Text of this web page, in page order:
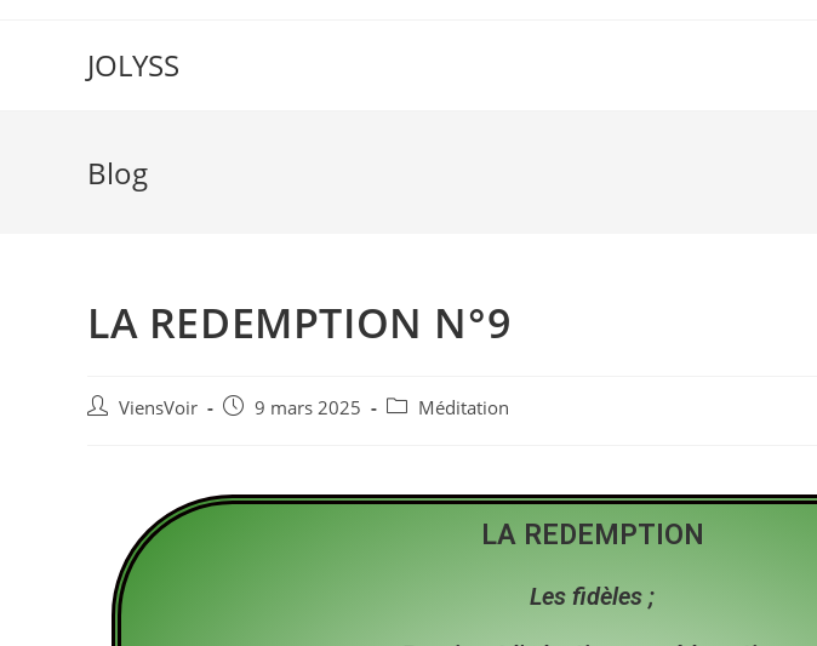
JOLYSS
Blog
LA REDEMPTION N°9
ViensVoir 9 mars 2025 Méditation
LA REDEMPTION
Les fidèles ;